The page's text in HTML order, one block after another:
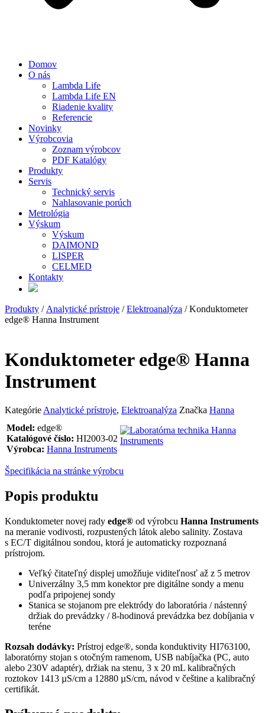
Domov
O nás
Lambda Life
Lambda Life EN
Riadenie kvality
Referencie
Novinky
Výrobcovia
Zoznam výrobcov
PDF Katalógy
Produkty
Servis
Technický servis
Nahlasovanie porúch
Metrológia
Výskum
Výskum
DAIMOND
LISPER
CELMED
Kontakty
Produkty / Analytické prístroje /Elektroanalýza / Konduktometer
edge® Hanna Instrument
Konduktometer edge® Hanna
Instrument
Kategórie Analytické prístroje, Elektroanalýza Značka Hanna
Model: edge®
Katalógové číslo: HI2003-02
Výrobca: Hanna Instruments
Špecifikácia na stránke výrobcu
Popis produktu
Konduktometer novej rady edge® od výrobcu Hanna Instruments
na meranie vodivosti, rozpustených látok alebo salinity. Zostava
s EC/T digitálnou sondou, ktorá je automaticky rozpoznaná
prístrojom.
Veľký čitateľný displej umožňuje viditeľnosť až z 5 metrov
Univerzálny 3,5 mm konektor pre digitálne sondy a menu
podľa pripojenej sondy
Stanica se stojanom pre elektródy do laboratória / nástenný
držiak do prevádzky / 8-hodinová prevádzka bez dobíjania v
teréne
Rozsah dodávky: Prístroj edge®, sonda konduktivity HI763100,
laboratórny stojan s otočným ramenom, USB nabíjačka (PC, auto
alebo 230V adaptér), držiak na stenu, 3 x 20 mL kalibračných
roztokov 1413 µS/cm a 12880 µS/cm, návod v češtine a kalibračný
certifikát.